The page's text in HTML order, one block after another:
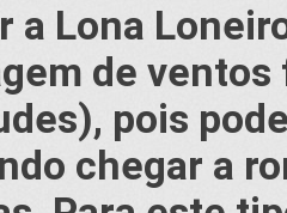
a Lona
de
pois
chegar a